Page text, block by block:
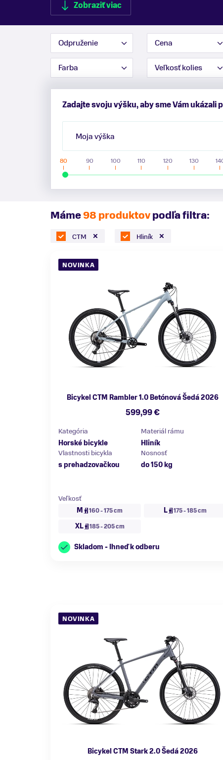
Zobraziť viac
Zobraziť menej
Odpruženie Cena
Farba Veľkosť kolies
Zadajte svoju výšku, aby sme Vám
Moja výška
80 90 100 110 120 130
Máme98 produktovpodľa filtra:
CTM Hliník
NOVINKA
Bicykel CTM Rambler 1.0 Betónová Šedá 2026
599,99 €
Kategória
Horské bicykle
Materiál rámu
Hliník
Vlastnosti bicykla
s prehadzovačkou
Nosnosť
do 150 kg
Veľkosť
M
160 - 175 cm L 175 - 185 cm
XL 185 - 205 cm
Skladom - Ihneď k odberu
NOVINKA
Bicykel CTM Stark 2.0 Šedá 2026